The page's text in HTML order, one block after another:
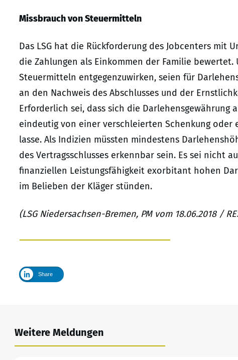
Missbrauch von Steuermitteln
Das LSG hat die Rückforderung des Jobcenters mit
die Zahlungen als Einkommen der Familie bewertet.
Steuermitteln entgegenzuwirken, seien für
an den Nachweis des Abschlusses und der
Erforderlich sei, dass sich die
eindeutig von einer verschleierten Schenkung oder
lasse. Als Indizien müssten mindestens
des Vertragsschlusses erkennbar sein. Es sei nicht
finanziellen Leistungsfähigkeit exorbitant hohen
im Belieben der Kläger stünden.
(LSG Niedersachsen-Bremen, PM vom 18.06.2018 /
Share
Weitere Meldungen